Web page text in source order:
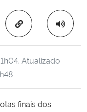
Copiar para área
. Atualizado
finais dos